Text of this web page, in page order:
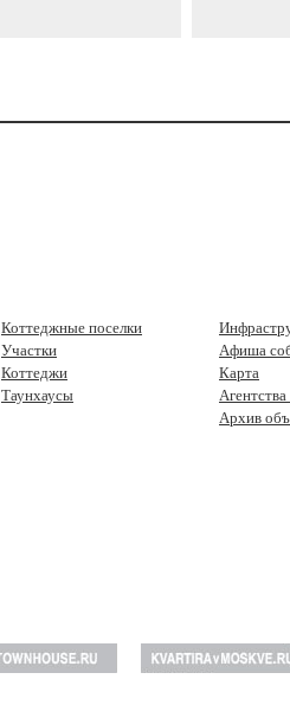
Коттеджные поселки
Участки
Коттеджи
Таунхаусы
Афиша
Карта
Архив